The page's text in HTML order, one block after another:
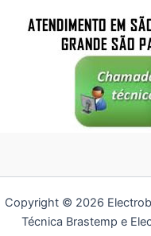
Copyright © 2026
Técnica Brastemp e